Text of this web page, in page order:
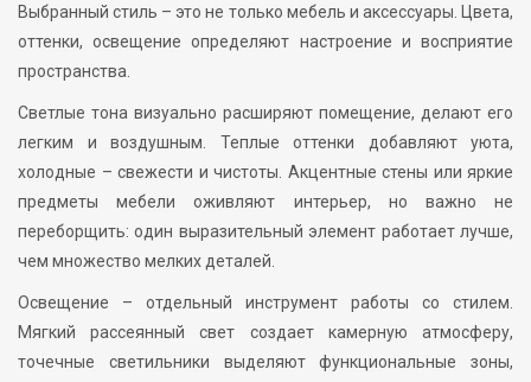
Выбранный стиль – это не только мебель и аксессуары. Цвета,
оттенки, освещение определяют настроение и восприятие
пространства.
Светлые тона визуально расширяют помещение, делают его
легким и воздушным. Теплые оттенки добавляют уюта,
холодные – свежести и чистоты. Акцентные стены или яркие
предметы мебели оживляют интерьер, но важно не
переборщить: один выразительный элемент работает лучше,
чем множество мелких деталей.
Освещение – отдельный инструмент работы со стилем.
Мягкий рассеянный свет создает камерную атмосферу,
точечные светильники выделяют функциональные зоны,